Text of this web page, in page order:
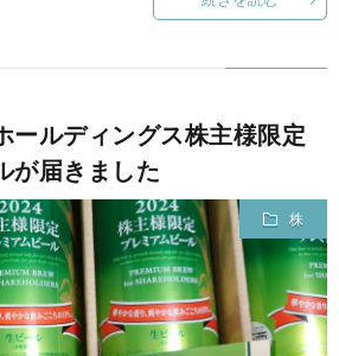
ールディングス株主様限定
が届きました
株